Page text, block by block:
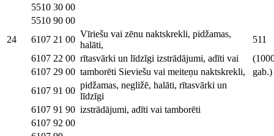
5510 30 00
5510 90 00
24
6107 21 00
Vīriešu vai zēnu naktskrekli, pidžamas,
halāti,
511
6107 22 00 rītasvārki un līdzīgi izstrādājumi, adīti vai
6107 29 00 tamborēti Sieviešu vai meiteņu naktskrekli,
gab.)
6107 91 00
pidžamas, negližē, halāti, rītasvārki un
līdzīgi
6107 91 90 izstrādājumi, adīti vai tamborēti
6107 92 00